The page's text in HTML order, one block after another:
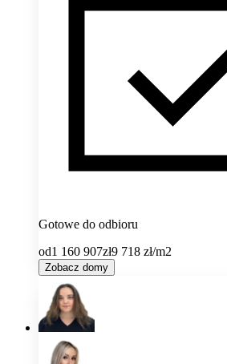
Gotowe do odbioru
od1 160 907zł9 718 zł/m2
Zobacz domy